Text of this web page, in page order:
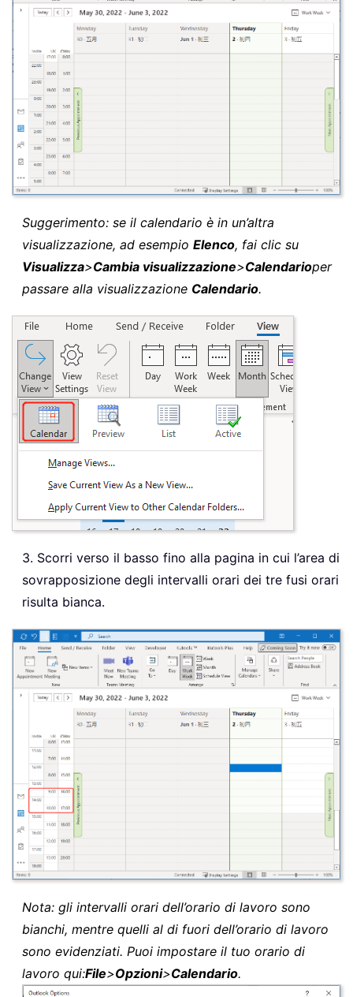
Suggerimento: se il calendario è in un’altra
visualizzazione, ad esempio Elenco, fai clic su
Visualizza>Cambia visualizzazione>Calendarioper
passare alla visualizzazione Calendario.
3. Scorri verso il basso fino alla pagina in cui l’area di
sovrapposizione degli intervalli orari dei tre fusi orari
risulta bianca.
Nota: gli intervalli orari dell’orario di lavoro sono
bianchi, mentre quelli al di fuori dell’orario di lavoro
sono evidenziati. Puoi impostare il tuo orario di
lavoro qui:File>Opzioni>Calendario.